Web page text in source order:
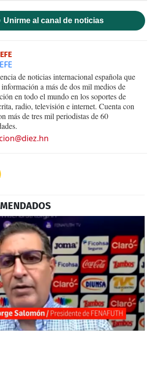
Unirme al canal de noticias
de noticias internacional española que
a más de dos mil medios de
en todo el mundo en los soportes de
radio, televisión e internet. Cuenta con
más de tres mil periodistas de 60